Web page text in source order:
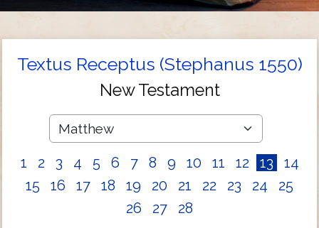
Textus Receptus (Stephanus 1550)
New Testament
1 2 3 4 5 6 7 8 9 10 11 12 13
14
15
16 17 18 19 20 21 22 23 24
25
26
27 28